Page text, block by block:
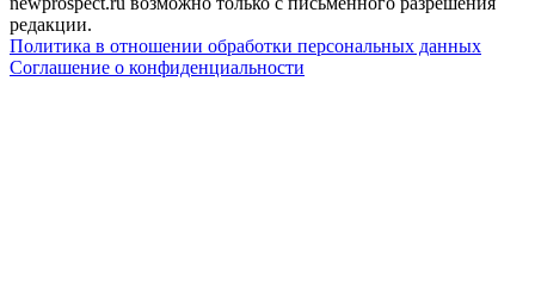
редакции.
Политика в отношении обработки персональных данных
Соглашение о конфиденциальности